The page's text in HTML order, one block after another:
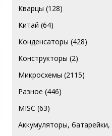
Кварцы (128)
Китай (64)
Конденсаторы (428)
Конструкторы (2)
Микросхемы (2115)
Разное (446)
MISC (63)
Аккумуляторы,